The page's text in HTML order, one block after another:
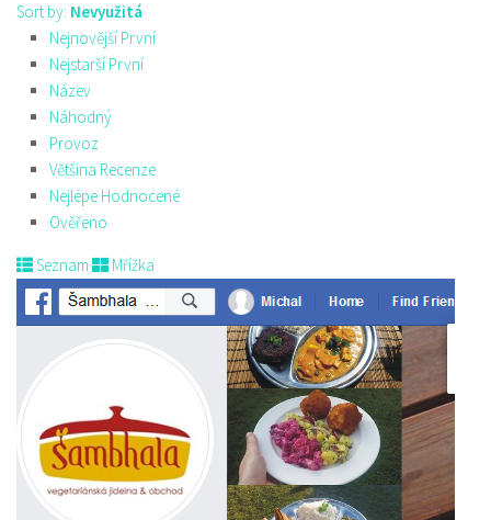
Sort by: Nevyužitá
Nejnovější První
Nejstarší První
Název
Náhodný
Provoz
Většina Recenze
Nejlépe Hodnocené
Ověřeno
Seznam Mřížka